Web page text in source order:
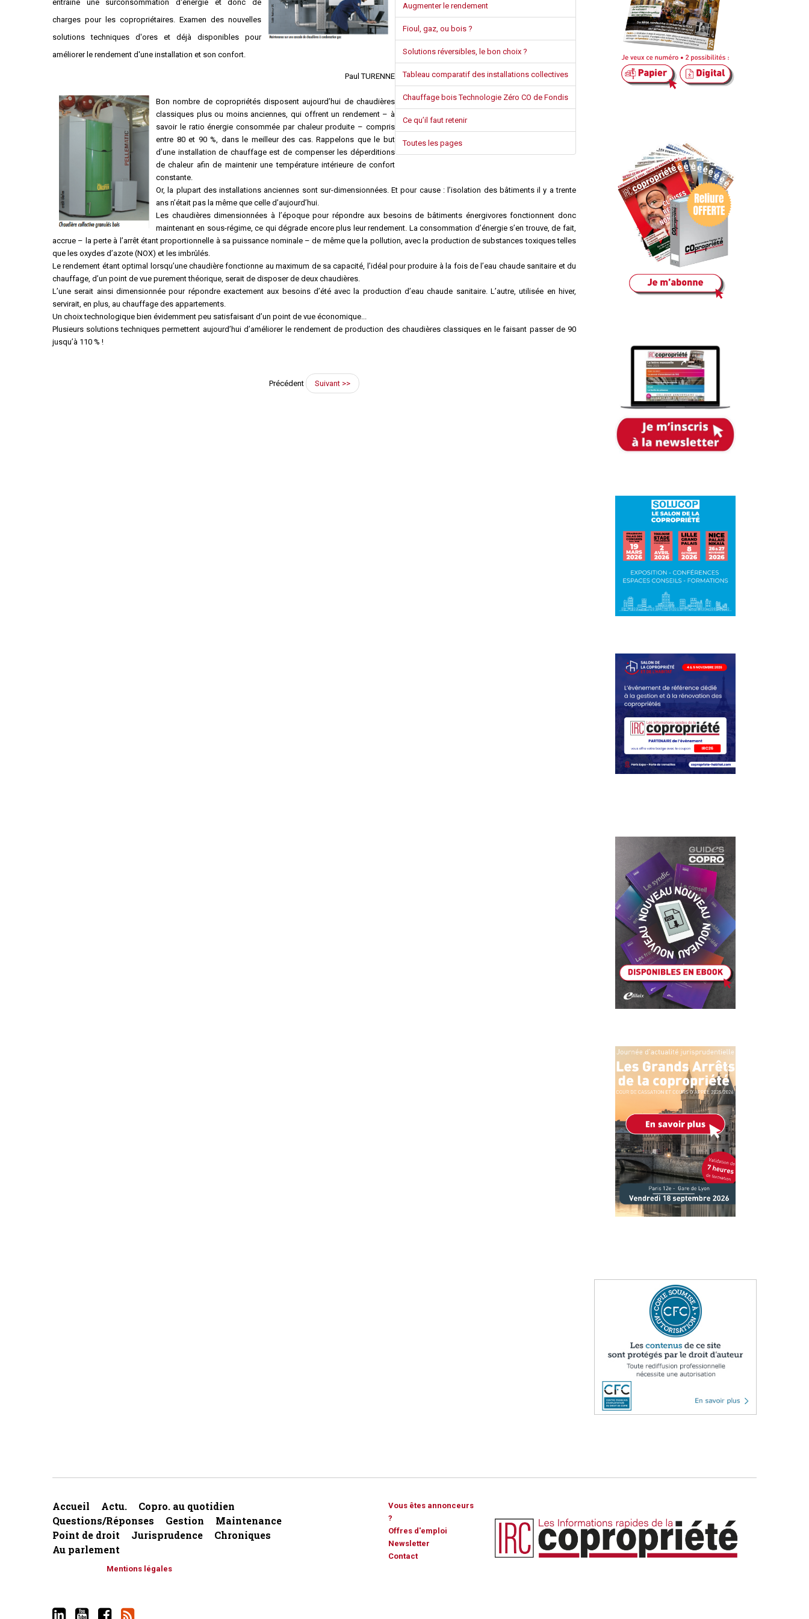
Conseil syndical
Contentieux
Syndic
Syndicat de copropriétaires
Marchands de sommeil et
copropriété en difficulté
Règles de majorité
Procès verbal
Augmenter le rendement
Fioul, gaz, ou bois ?
Solutions réversibles, le bon choix ?
Tableau comparatif des installations collectives
Chauffage bois Technologie Zéro CO de Fondis
Ce qu’il faut retenir
Toutes les pages
entraîne une surconsommation d'énergie et donc de
charges pour les copropriétaires. Examen des nouvelles
solutions techniques d'ores et déjà disponibles pour
améliorer le rendement d'une installation et son confort.
Paul TURENNE
Bon nombre de copropriétés disposent aujourd’hui de chaudières
classiques plus ou moins anciennes, qui offrent un rendement – à
savoir le ratio énergie consommée par chaleur produite – compris
entre 80 et 90 %, dans le meilleur des cas. Rappelons que le but
d’une installation de chauffage est de compenser les déperditions
de chaleur afin de maintenir une température intérieure de confort
constante.
Or, la plupart des installations anciennes sont sur-dimensionnées. Et pour cause : l’isolation des bâtiments il y a trente
ans n’était pas la même que celle d’aujourd’hui.
Les chaudières dimensionnées à l’époque pour répondre aux besoins de bâtiments énergivores fonctionnent donc
maintenant en sous-régime, ce qui dégrade encore plus leur rendement. La consommation d’énergie s’en trouve, de fait,
accrue – la perte à l’arrêt étant proportionnelle à sa puissance nominale – de même que la pollution, avec la production de substances toxiques telles
que les oxydes d’azote (NOX) et les imbrûlés.
Le rendement étant optimal lorsqu’une chaudière fonctionne au maximum de sa capacité, l’idéal pour produire à la fois de l’eau chaude sanitaire et du
chauffage, d’un point de vue purement théorique, serait de disposer de deux chaudières.
L’une serait ainsi dimensionnée pour répondre exactement aux besoins d’été avec la production d’eau chaude sanitaire. L’autre, utilisée en hiver,
servirait, en plus, au chauffage des appartements.
Un choix technologique bien évidemment peu satisfaisant d’un point de vue économique...
Plusieurs solutions techniques permettent aujourd’hui d’améliorer le rendement de production des chaudières classiques en le faisant passer de 90
jusqu’à 110 % !
Précédent Suivant >>
Accueil Actu.
Copro. au quotidien
Questions/Réponses
Gestion
Maintenance
Point de droit
Jurisprudence
Chroniques
Au parlement
Vous êtes annonceurs
?
Offres d'emploi
Newsletter
Contact
Mentions légales